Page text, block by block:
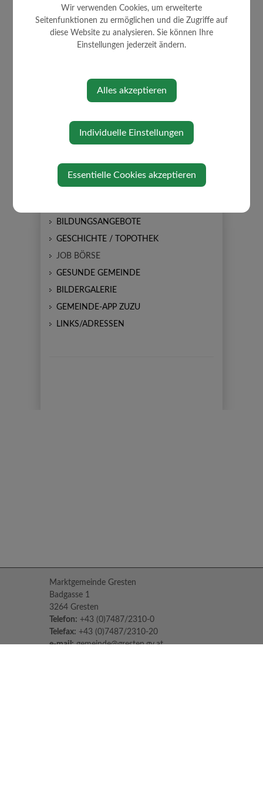
AKTUELLES
AMTSTAFEL
NEUIGKEITEN
GEMEINDEZEITUNG
FERIENSPIELE
BILDUNGSANGEBOTE
GESCHICHTE / TOPOTHEK
JOB BÖRSE
GESUNDE GEMEINDE
BILDERGALERIE
GEMEINDE-APP ZUZU
LINKS/ADRESSEN
Marktgemeinde Gresten
Badgasse 1
3264 Gresten
Telefon: +43 (0)7487/2310-0
Telefax: +43 (0)7487/2310-20
e-mail: gemeinde@gresten.gv.at
Wir verwenden Cookies, um erweiterte
Seitenfunktionen zu ermöglichen und die Zugriffe auf
diese Website zu analysieren. Sie können Ihre
Einstellungen jederzeit ändern.
Alles akzeptieren
Individuelle Einstellungen
Essentielle Cookies akzeptieren